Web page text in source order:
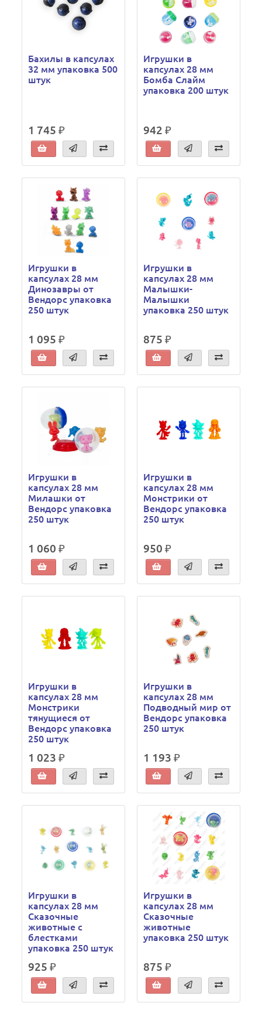
Бахилы в капсулах
32 мм упаковка 500
штук
1 745 ₽
Игрушки в
капсулах 28 мм
Бомба Слайм
упаковка 200 штук
942 ₽
Игрушки в
капсулах 28 мм
Динозавры от
Вендорс упаковка
250 штук
1 095 ₽
Игрушки в
капсулах 28 мм
Малышки-
Малышки
упаковка 250 штук
875 ₽
Игрушки в
капсулах 28 мм
Милашки от
Вендорс упаковка
250 штук
1 060 ₽
Игрушки в
капсулах 28 мм
Монстрики от
Вендорс упаковка
250 штук
950 ₽
Игрушки в
капсулах 28 мм
Монстрики
тянущиеся от
Вендорс упаковка
250 штук
1 023 ₽
Игрушки в
капсулах 28 мм
Подводный мир от
Вендорс упаковка
250 штук
1 193 ₽
Игрушки в
капсулах 28 мм
Сказочные
животные с
блестками
упаковка 250 штук
925 ₽
Игрушки в
капсулах 28 мм
Сказочные
животные
упаковка 250 штук
875 ₽